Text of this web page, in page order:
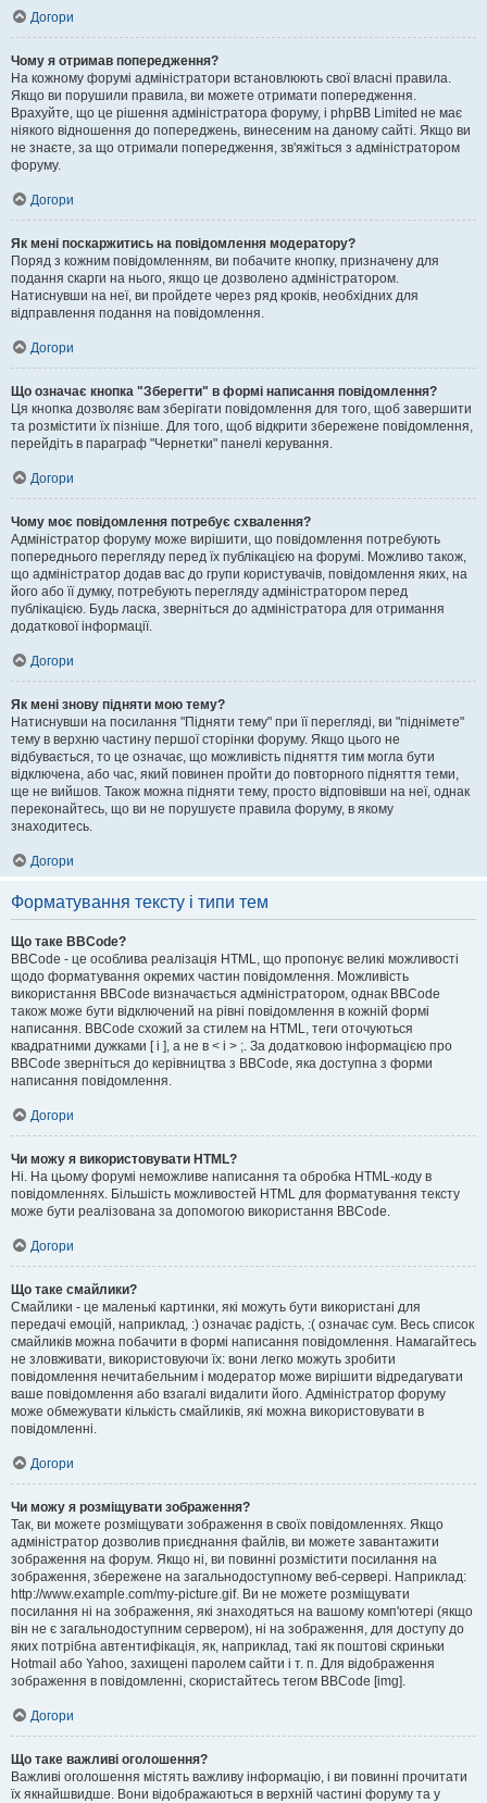
Догори
Чому я отримав попередження?
На кожному форумі адміністратори встановлюють свої власні правила.
Якщо ви порушили правила, ви можете отримати попередження.
Врахуйте, що це рішення адміністратора форуму, і phpBB Limited не має
ніякого відношення до попереджень, винесеним на даному сайті. Якщо ви
не знаєте, за що отримали попередження, зв'яжіться з адміністратором
форуму.
Догори
Як мені поскаржитись на повідомлення модератору?
Поряд з кожним повідомленням, ви побачите кнопку, призначену для
подання скарги на нього, якщо це дозволено адміністратором.
Натиснувши на неї, ви пройдете через ряд кроків, необхідних для
відправлення подання на повідомлення.
Догори
Що означає кнопка "Зберегти" в формі написання повідомлення?
Ця кнопка дозволяє вам зберігати повідомлення для того, щоб завершити
та розмістити їх пізніше. Для того, щоб відкрити збережене повідомлення,
перейдіть в параграф "Чернетки" панелі керування.
Догори
Чому моє повідомлення потребує схвалення?
Адміністратор форуму може вирішити, що повідомлення потребують
попереднього перегляду перед їх публікацією на форумі. Можливо також,
що адміністратор додав вас до групи користувачів, повідомлення яких, на
його або її думку, потребують перегляду адміністратором перед
публікацією. Будь ласка, зверніться до адміністратора для отримання
додаткової інформації.
Догори
Як мені знову підняти мою тему?
Натиснувши на посилання "Підняти тему" при її перегляді, ви "піднімете"
тему в верхню частину першої сторінки форуму. Якщо цього не
відбувається, то це означає, що можливість підняття тим могла бути
відключена, або час, який повинен пройти до повторного підняття теми,
ще не вийшов. Також можна підняти тему, просто відповівши на неї, однак
переконайтесь, що ви не порушуєте правила форуму, в якому
знаходитесь.
Догори
Форматування тексту і типи тем
Що таке BBCode?
BBCode - це особлива реалізація HTML, що пропонує великі можливості
щодо форматування окремих частин повідомлення. Можливість
використання BBCode визначається адміністратором, однак BBCode
також може бути відключений на рівні повідомлення в кожній формі
написання. BBCode схожий за стилем на HTML, теги оточуються
квадратними дужками [ і ], а не в < і > ;. За додатковою інформацією про
BBCode зверніться до керівництва з BBCode, яка доступна з форми
написання повідомлення.
Догори
Чи можу я використовувати HTML?
Ні. На цьому форумі неможливе написання та обробка HTML-коду в
повідомленнях. Більшість можливостей HTML для форматування тексту
може бути реалізована за допомогою використання BBCode.
Догори
Що таке смайлики?
Смайлики - це маленькі картинки, які можуть бути використані для
передачі емоцій, наприклад, :) означає радість, :( означає сум. Весь список
смайликів можна побачити в формі написання повідомлення. Намагайтесь
не зловживати, використовуючи їх: вони легко можуть зробити
повідомлення нечитабельним і модератор може вирішити відредагувати
ваше повідомлення або взагалі видалити його. Адміністратор форуму
може обмежувати кількість смайликів, які можна використовувати в
повідомленні.
Догори
Чи можу я розміщувати зображення?
Так, ви можете розміщувати зображення в своїх повідомленнях. Якщо
адміністратор дозволив приєднання файлів, ви можете завантажити
зображення на форум. Якщо ні, ви повинні розмістити посилання на
зображення, збережене на загальнодоступному веб-сервері. Наприклад:
http://www.example.com/my-picture.gif. Ви не можете розміщувати
посилання ні на зображення, які знаходяться на вашому комп'ютері (якщо
він не є загальнодоступним сервером), ні на зображення, для доступу до
яких потрібна автентифікація, як, наприклад, такі як поштові скриньки
Hotmail або Yahoo, захищені паролем сайти і т. п. Для відображення
зображення в повідомленні, скористайтесь тегом BBCode [img].
Догори
Що таке важливі оголошення?
Важливі оголошення містять важливу інформацію, і ви повинні прочитати
їх якнайшвидше. Вони відображаються в верхній частині форуму та у